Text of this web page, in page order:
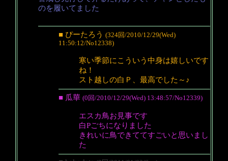
のを履いてました
■ ぴーたろう (324回/2010/12/29(Wed)
11:50:12/No12338)
寒い季節にこういう中身は嬉しいです
ね！
スト越しの白Ｐ、最高でした～♪
■ 瓜華 (0回/2010/12/29(Wed) 13:48:57/No12339)
エスカ鳥お見事です
白Pごちになりました
きれいに鳥できててすごいと思いまし
た